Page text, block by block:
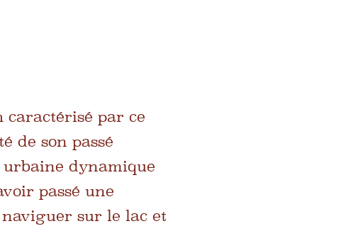
par ce
de son passé
urbaine dynamique
passé une
sur le lac et